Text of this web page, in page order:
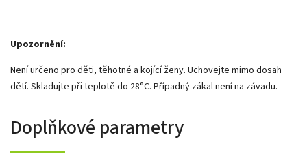
Upozornění:
Není určeno pro děti, těhotné a kojící ženy. Uchovejte mimo dosah
dětí. Skladujte při teplotě do 28°C. Případný zákal není na závadu.
Doplňkové parametry